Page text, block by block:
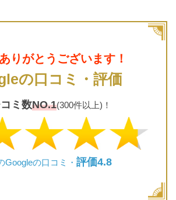
りがとうございます！
の口コミ・評価
ミ数NO.1(300件以上)！
Googleの口コミ・ 評価4.8